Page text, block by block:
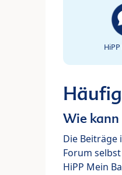
Wie kann
Die Beiträge
Forum
HiPP Mein